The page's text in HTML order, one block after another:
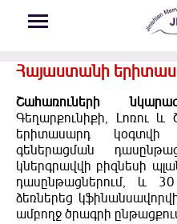
Հայաստանի
Շահառուների
Գեղարքունիքի, Լոռու և
երիտասարդ կօգտվի
գեներացման
կներգրավվի բիզնեսի
դասընթացներում, և
ձեռներեց
ամբողջ ծրագրի